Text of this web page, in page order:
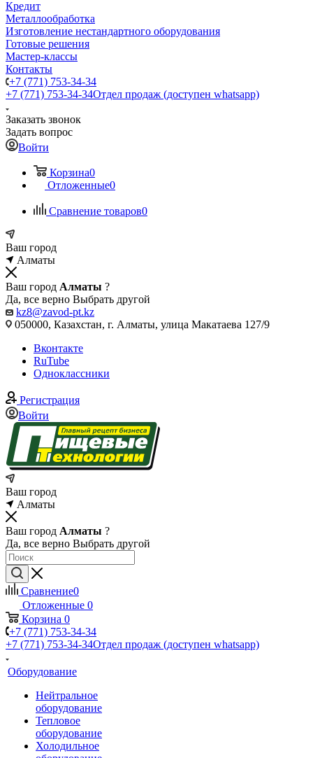
Кредит
Металлообработка
Изготовление нестандартного оборудования
Готовые решения
Мастер-классы
Контакты
+7 (771) 753-34-34
+7 (771) 753-34-34Отдел продаж (доступен whatsapp)
Заказать звонок
Задать вопрос
Войти
Корзина0
Отложенные0
Сравнение товаров0
Ваш город
Алматы
Ваш город Алматы ?
Да, все верно Выбрать другой
kz8@zavod-pt.kz
050000, Казахстан, г. Алматы, улица Макатаева 127/9
Вконтакте
RuTube
Одноклассники
Регистрация
Войти
Ваш город
Алматы
Ваш город Алматы ?
Да, все верно Выбрать другой
Сравнение0
Отложенные 0
Корзина 0
+7 (771) 753-34-34
+7 (771) 753-34-34Отдел продаж (доступен whatsapp)
Оборудование
Нейтральное
оборудование
Тепловое
оборудование
Холодильное